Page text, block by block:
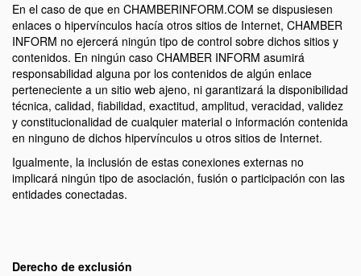
En el caso de que en CHAMBERINFORM.COM se dispusiesen
enlaces o hipervínculos hacía otros sitios de Internet, CHAMBER
INFORM no ejercerá ningún tipo de control sobre dichos sitios y
contenidos. En ningún caso CHAMBER INFORM asumirá
responsabilidad alguna por los contenidos de algún enlace
perteneciente a un sitio web ajeno, ni garantizará la disponibilidad
técnica, calidad, fiabilidad, exactitud, amplitud, veracidad, validez
y constitucionalidad de cualquier material o información contenida
en ninguno de dichos hipervínculos u otros sitios de Internet.
Igualmente, la inclusión de estas conexiones externas no
implicará ningún tipo de asociación, fusión o participación con las
entidades conectadas.
Derecho de exclusión